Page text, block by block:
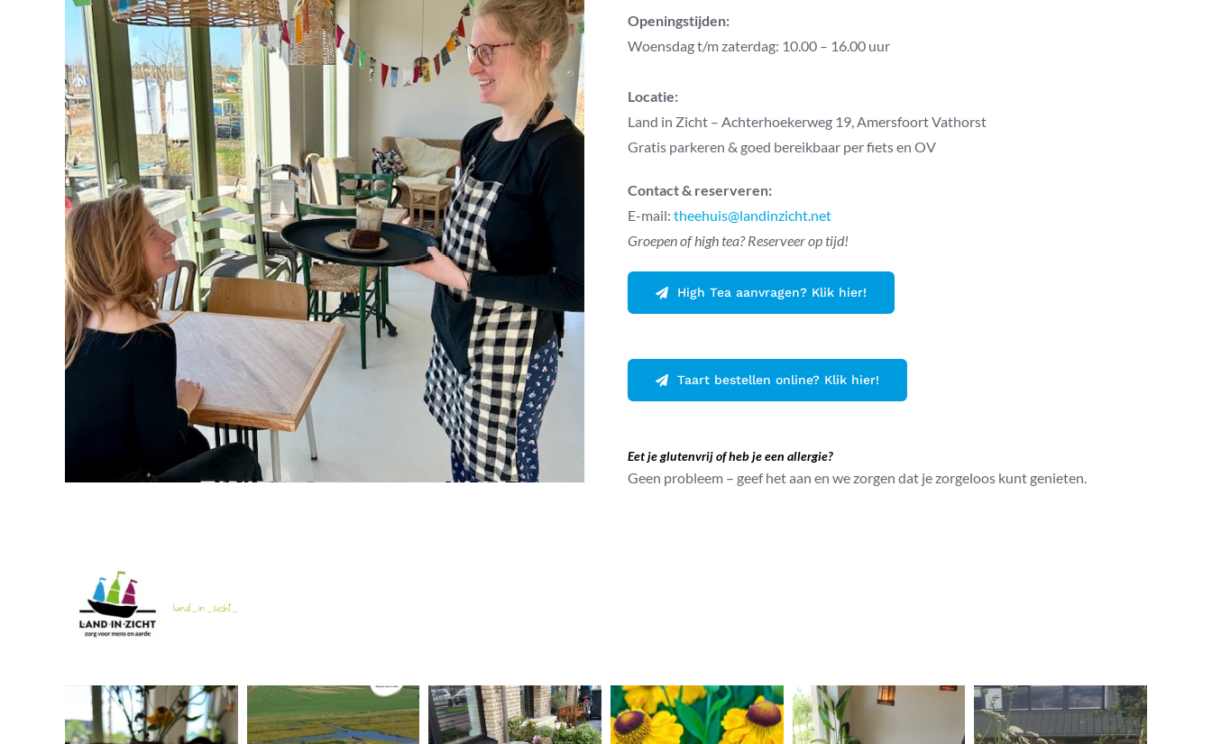
Openingstijden:
Woensdag t/m zaterdag: 10.00 – 16.00 uur
Locatie:
Land in Zicht – Achterhoekerweg 19, Amersfoort Vathorst
Gratis parkeren & goed bereikbaar per fiets en OV
Contact & reserveren:
E-mail: theehuis@landinzicht.net
Groepen of high tea? Reserveer op tijd!
High Tea aanvragen? Klik hier!
Taart bestellen online? Klik hier!
Eet je glutenvrij of heb je een allergie?
Geen probleem – geef het aan en we zorgen dat je zorgeloos kunt genieten.
land_in_zicht_